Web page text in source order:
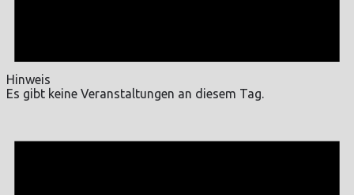
Hinweis
Es gibt keine Veranstaltungen an diesem Tag.